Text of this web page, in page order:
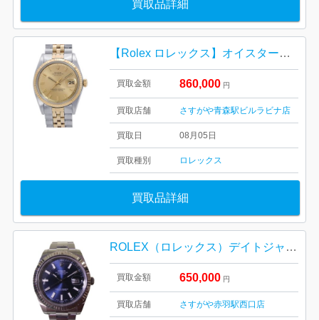
買取品詳細
【Rolex ロレックス】オイスターパペチュアル・デイトジャスト・16233・ゴールドコンビ・シャンパン文字盤・メンズ・レディース
買取金額 860,000 円
買取店舗 さすがや青森駅ビルラビナ店
買取日 08月05日
買取種別 ロレックス
買取品詳細
ROLEX（ロレックス）デイトジャストⅡ 116334 ネイビー文字盤
買取金額 650,000 円
買取店舗 さすがや赤羽駅西口店